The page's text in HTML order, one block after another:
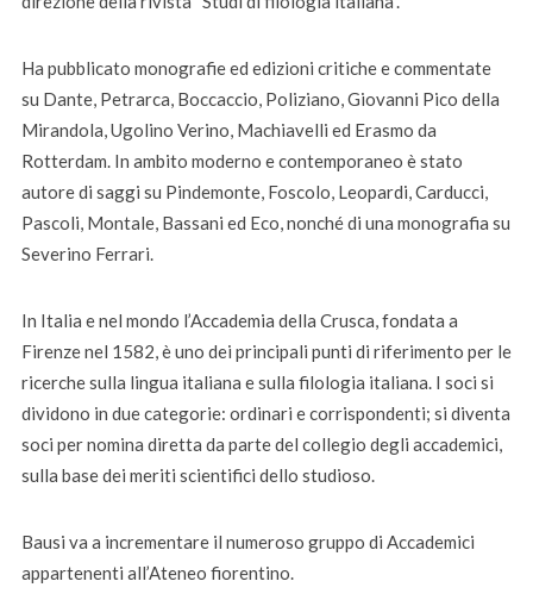
Ha pubblicato monografie ed edizioni critiche e commentate
su Dante, Petrarca, Boccaccio, Poliziano, Giovanni Pico della
Mirandola, Ugolino Verino, Machiavelli ed Erasmo da
Rotterdam. In ambito moderno e contemporaneo è stato
autore di saggi su Pindemonte, Foscolo, Leopardi, Carducci,
Pascoli, Montale, Bassani ed Eco, nonché di una monografia su
Severino Ferrari.
In Italia e nel mondo l’Accademia della Crusca, fondata a
Firenze nel 1582, è uno dei principali punti di riferimento per le
ricerche sulla lingua italiana e sulla filologia italiana. I soci si
dividono in due categorie: ordinari e corrispondenti; si diventa
soci per nomina diretta da parte del collegio degli accademici,
sulla base dei meriti scientifici dello studioso.
Bausi va a incrementare il numeroso gruppo di Accademici
appartenenti all’Ateneo fiorentino.